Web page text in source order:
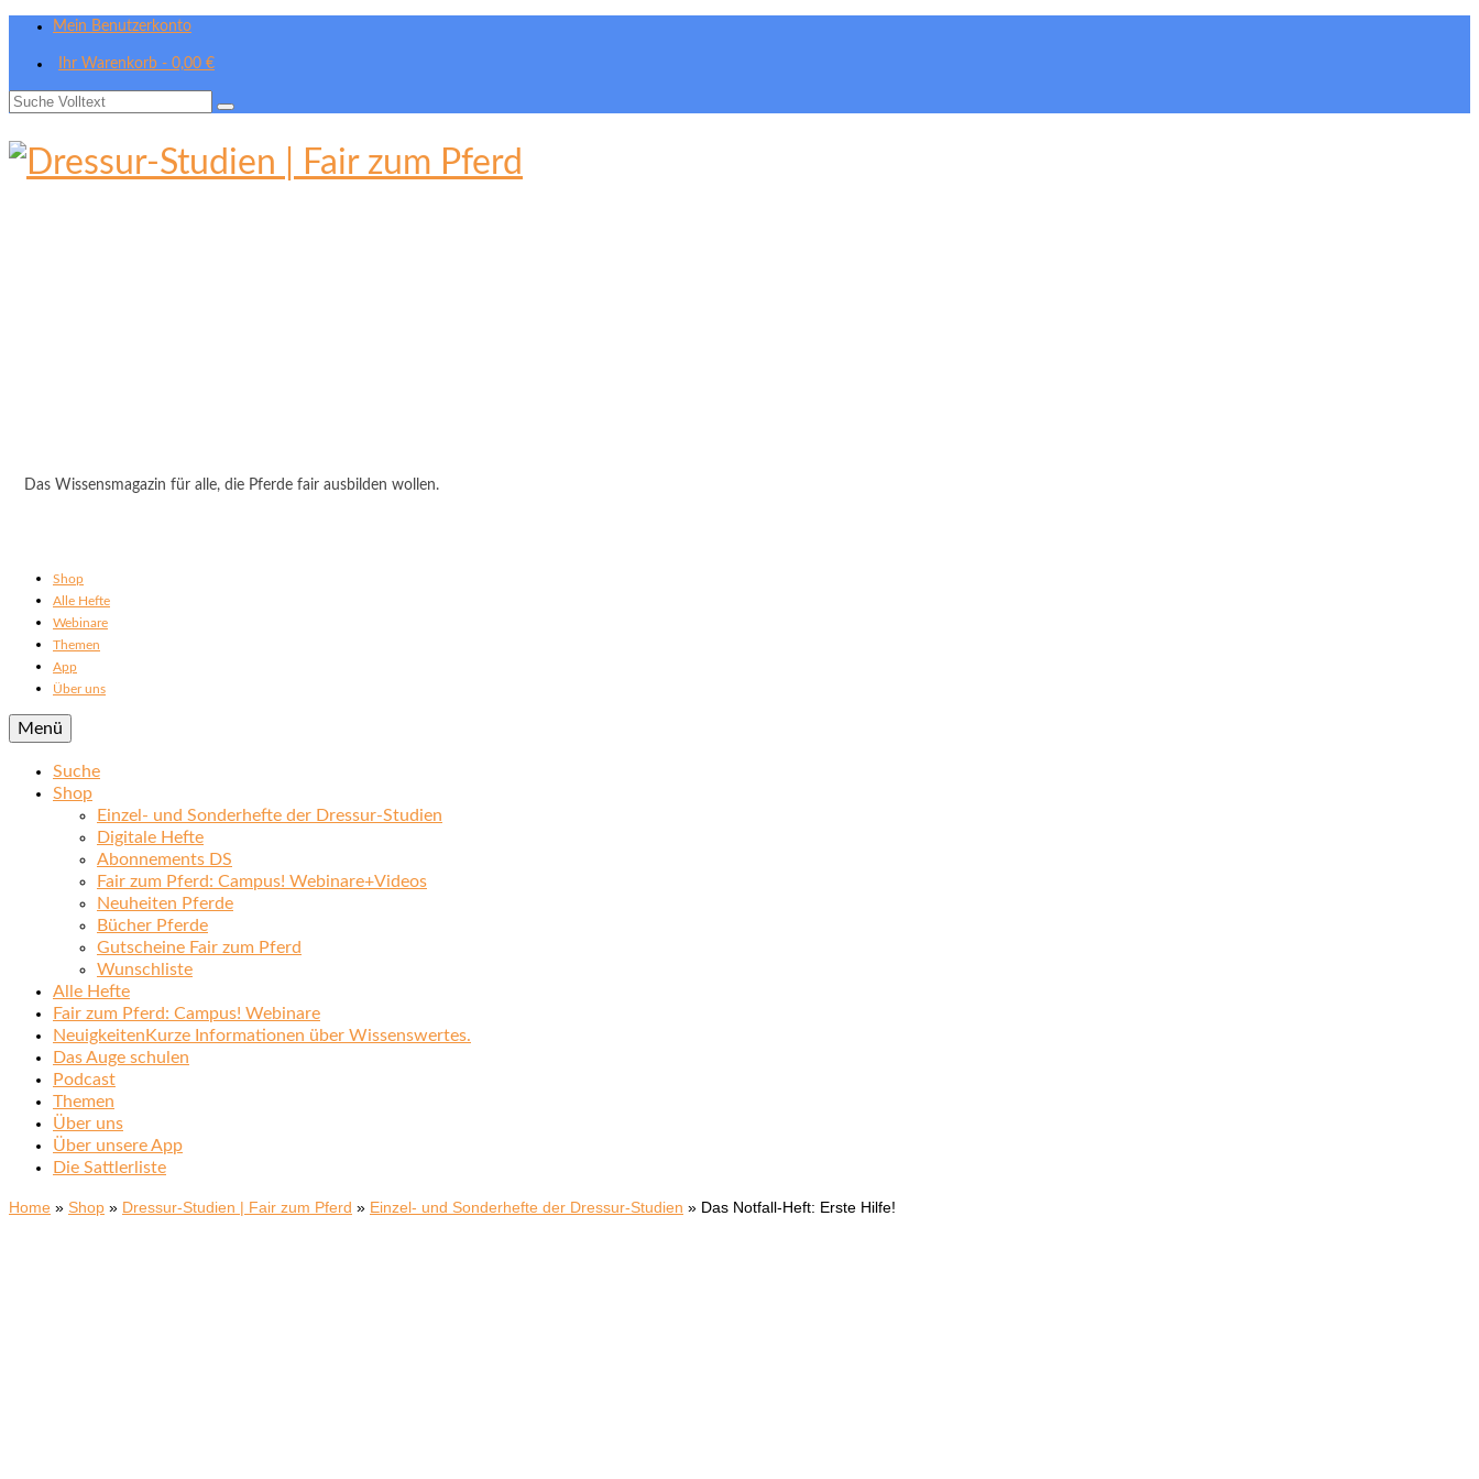
Mein Benutzerkonto
Ihr Warenkorb - 0,00 €
Suche
Das Wissensmagazin für alle, die Pferde fair ausbilden wollen.
Shop
Alle Hefte
Webinare
Themen
App
Über uns
Menü
Suche
Shop
Einzel- und Sonderhefte der Dressur-Studien
Digitale Hefte
Abonnements DS
Fair zum Pferd: Campus! Webinare+Videos
Neuheiten Pferde
Bücher Pferde
Gutscheine Fair zum Pferd
Wunschliste
Alle Hefte
Fair zum Pferd: Campus! Webinare
Neuigkeiten Kurze Informationen über Wissenswertes.
Das Auge schulen
Podcast
Themen
Über uns
Über unsere App
Die Sattlerliste
Home » Shop » Dressur-Studien | Fair zum Pferd » Einzel- und Sonderhefte der Dressur-Studien » Das Notfall-Heft: Erste Hilfe!